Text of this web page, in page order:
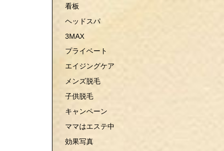
看板
ヘッドスパ
3MAX
プライベート
エイジングケア
メンズ脱毛
子供脱毛
キャンペーン
ママはエステ中
効果写真